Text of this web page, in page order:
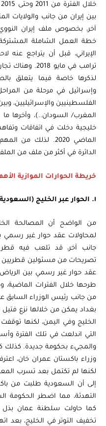
بين إيران من جانب والولايات
آخر، بخصوص ملف إيران
خطة العمل الشاملة المشتركة،
الإيراني، قبل أن يتراجع عنه
ترامب في مايو
لذكرها خاصة فيما يتعلق
وإسرائيل في مرحلة من
الفلسطينيين والإسرائيليين،
المغرب/ السودان..)، وآخرها
خليجية دخلت في اتفاقات
الماضي 2020. لذلك من
الدائرة في أكثر من ملف من
خريطة الحوارات الموازية
من الواضح
أن المصالحة
لمحاولات عقد حوار غير رسمي
جانب آخر، قد تلعب فيه قطر
تصريحات من مسئولين قطريين
عقد حوار غير رسمي بين
طرحها خلال الفترات الماضية،
من جانب رئيس الوزراء السابق
بغداد يمكن من خلالها نزع فتيل
الخليج وفي اليمن، لكنها
التي اندلعت في تلك الفترة
والمجيء بحكومة جديدة. كذلك
وزراء باكستان عمران خان،
لكنها لم تكتمل بعد تسرب
إلى أن السعودية طلبت من
التهدئة، مما اضطر الحكومة
كما حاولت سلطنة عمان
تخفيف التوتر في الخليج، بعد